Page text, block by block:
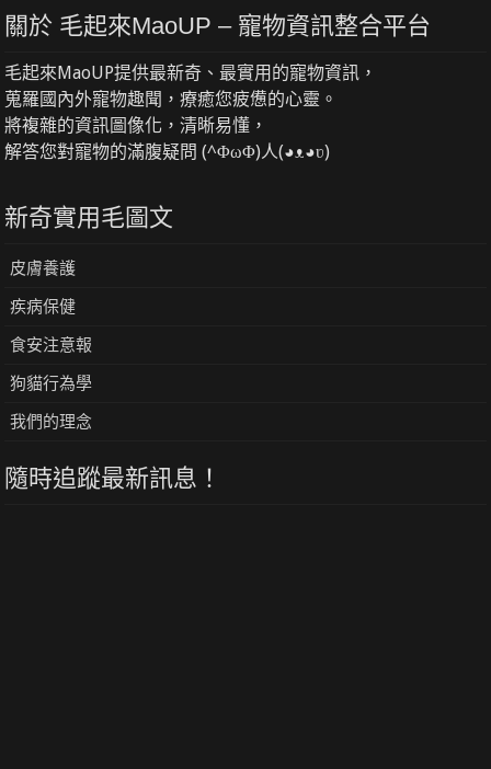
關於 毛起來MaoUP – 寵物資訊整合平台
毛起來MaoUP提供最新奇、最實用的寵物資訊，
蒐羅國內外寵物趣聞，療癒您疲憊的心靈。
將複雜的資訊圖像化，清晰易懂，
解答您對寵物的滿腹疑問 (^ΦωΦ)人(◕ᴥ◕ʋ)
新奇實用毛圖文
皮膚養護
疾病保健
食安注意報
狗貓行為學
我們的理念
隨時追蹤最新訊息！